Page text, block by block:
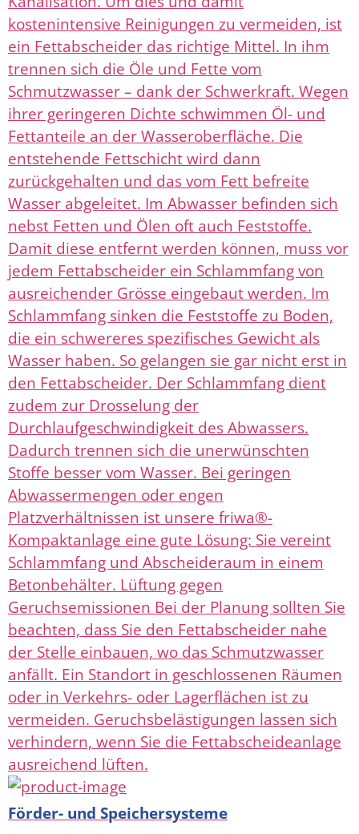
kostenintensive Reinigungen zu vermeiden, ist
ein Fettabscheider das richtige Mittel. In ihm
trennen sich die Öle und Fette vom
Schmutzwasser – dank der Schwerkraft. Wegen
ihrer geringeren Dichte schwimmen Öl- und
Fettanteile an der Wasseroberfläche. Die
entstehende Fettschicht wird dann
zurückgehalten und das vom Fett befreite
Wasser abgeleitet. Im Abwasser befinden sich
nebst Fetten und Ölen oft auch Feststoffe.
Damit diese entfernt werden können, muss vor
jedem Fettabscheider ein Schlammfang von
ausreichender Grösse eingebaut werden. Im
Schlammfang sinken die Feststoffe zu Boden,
die ein schwereres spezifisches Gewicht als
Wasser haben. So gelangen sie gar nicht erst in
den Fettabscheider. Der Schlammfang dient
zudem zur Drosselung der
Durchlaufgeschwindigkeit des Abwassers.
Dadurch trennen sich die unerwünschten
Stoffe besser vom Wasser. Bei geringen
Abwassermengen oder engen
Platzverhältnissen ist unsere friwa®-
Kompaktanlage eine gute Lösung: Sie vereint
Schlammfang und Abscheideraum in einem
Betonbehälter. Lüftung gegen
Geruchsemissionen Bei der Planung sollten Sie
beachten, dass Sie den Fettabscheider nahe
der Stelle einbauen, wo das Schmutzwasser
anfällt. Ein Standort in geschlossenen Räumen
oder in Verkehrs- oder Lagerflächen ist zu
vermeiden. Geruchsbelästigungen lassen sich
verhindern, wenn Sie die Fettabscheideanlage
ausreichend lüften.
Förder- und Speichersysteme